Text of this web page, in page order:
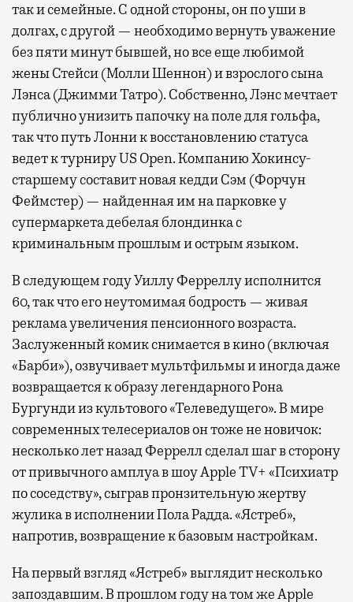
так и семейные. С одной стороны, он по уши в
долгах, с другой — необходимо вернуть уважение
без пяти минут бывшей, но все еще любимой
жены Стейси (Молли Шеннон) и взрослого сына
Лэнса (Джимми Татро). Собственно, Лэнс мечтает
публично унизить папочку на поле для гольфа,
так что путь Лонни к восстановлению статуса
ведет к турниру US Open. Компанию Хокинсу-
старшему составит новая кедди Сэм (Форчун
Феймстер) — найденная им на парковке у
супермаркета дебелая блондинка с
криминальным прошлым и острым языком.
В следующем году Уиллу Ферреллу исполнится
60, так что его неутомимая бодрость — живая
реклама увеличения пенсионного возраста.
Заслуженный комик снимается в кино (включая
«Барби»), озвучивает мультфильмы и иногда даже
возвращается к образу легендарного Рона
Бургунди из культового «Телеведущего». В мире
современных телесериалов он тоже не новичок:
несколько лет назад Феррелл сделал шаг в сторону
от привычного амплуа в шоу Apple TV+ «Психиатр
по соседству», сыграв пронзительную жертву
жулика в исполнении Пола Радда. «Ястреб»,
напротив, возвращение к базовым настройкам.
На первый взгляд «Ястреб» выглядит несколько
запоздавшим. В прошлом году на том же Apple